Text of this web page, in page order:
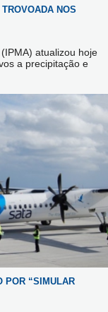
NOS
atualizou hoje
a precipitação e
POR “SIMULAR